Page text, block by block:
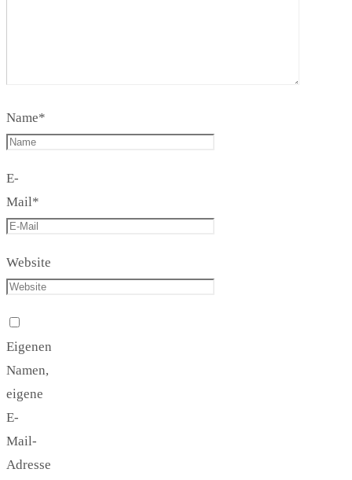
Name*
E-
Mail*
Website
Eigenen
Namen,
eigene
E-
Mail-
Adresse